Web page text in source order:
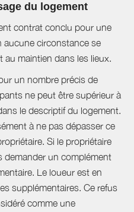
du logement
contrat conclu pour une
aucune circonstance se
maintien dans les lieux.
un nombre précis de
ne peut être supérieur à
le descriptif du logement.
à ne pas dépasser ce
Si le propriétaire
demander un complément
Le loueur est en
supplémentaires. Ce refus
comme une